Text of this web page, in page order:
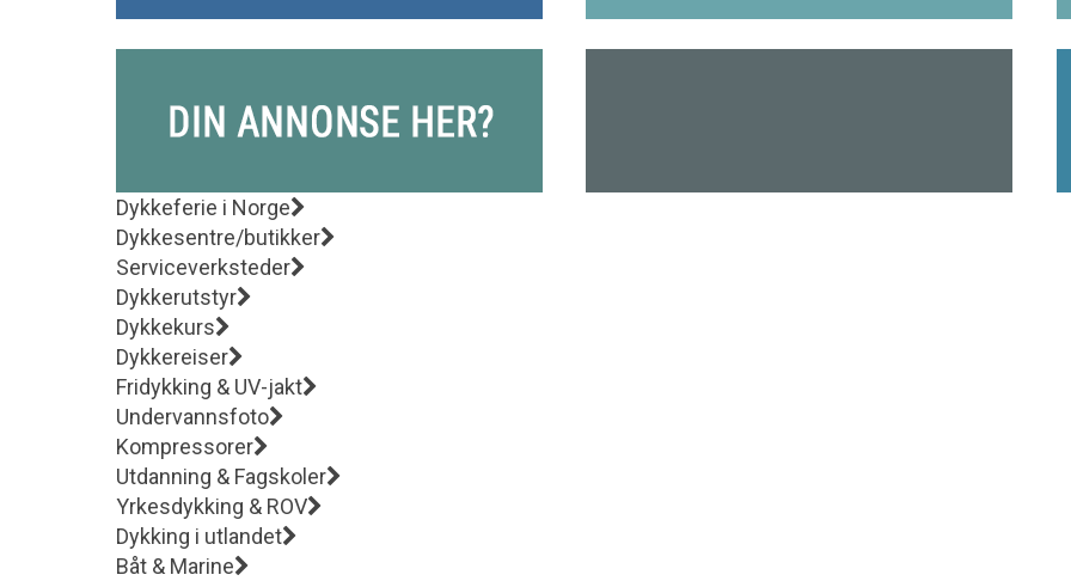
Dykkeferie i Norge
Dykkesentre/butikker
Serviceverksteder
Dykkerutstyr
Dykkekurs
Dykkereiser
Fridykking & UV-jakt
Undervannsfoto
Kompressorer
Utdanning & Fagskoler
Yrkesdykking & ROV
Dykking i utlandet
Båt & Marine